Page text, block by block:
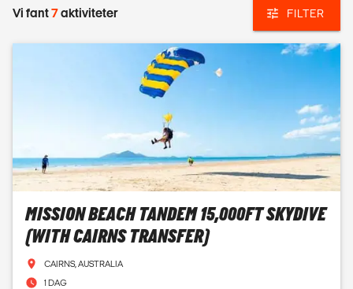
Vi fant7aktiviteter FILTER
MISSION BEACH TANDEM 15,000FT SKYDIVE
(WITH CAIRNS TRANSFER)
CAIRNS, AUSTRALIA
1 DAG